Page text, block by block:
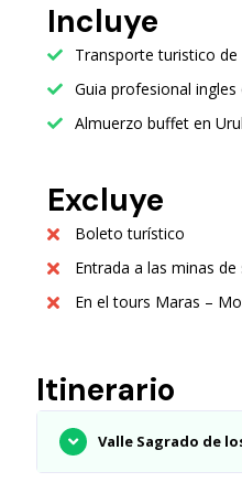
Incluye
Transporte turistico de
Guia profesional ingles
Almuerzo buffet en
Excluye
Boleto turístico
Entrada a las minas
En el tours Maras –
Itinerario
Valle Sagrado de